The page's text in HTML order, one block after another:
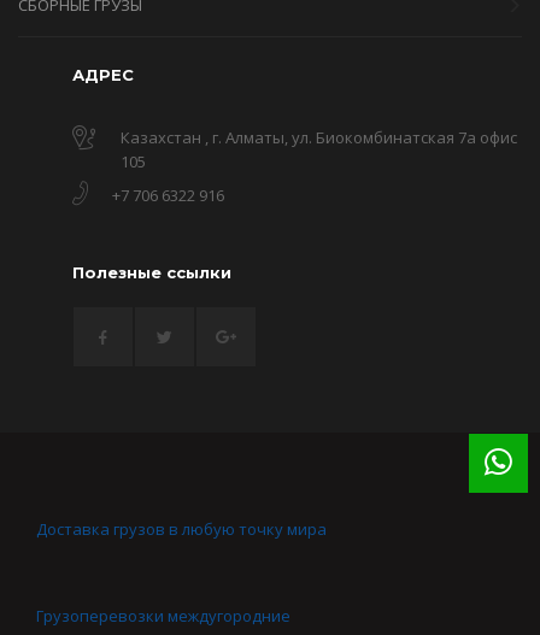
СБОРНЫЕ ГРУЗЫ
АДРЕС
Казахстан , г. Алматы, ул. Биокомбинатская 7а офис
105
+7 706 6322 916
Полезные ссылки
Доставка грузов в любую точку мира
Грузоперевозки междугородние